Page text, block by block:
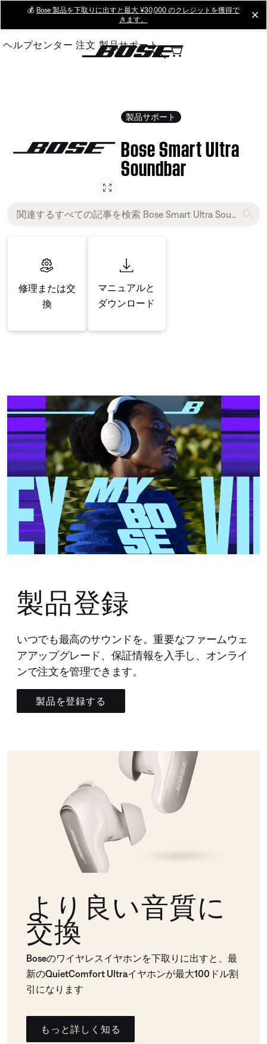
Main
💰 Bose 製品を下取りに出すと最大 ¥30,000 のクレジットを獲得で
きます。
ヘルプセンター 注文 製品サポート
製品サポート
Bose Smart Ultra
Soundbar
修理または交
換
マニュアルと
ダウンロード
製品登録
いつでも最高のサウンドを。重要なファームウェ
アアップグレード、保証情報を入手し、オンライ
ンで注文を管理できます。
製品を登録する
より良い音質に
交換
Boseのワイヤレスイヤホンを下取りに出すと、最
新のQuietComfort Ultraイヤホンが最大100ドル割
引になります
もっと詳しく知る